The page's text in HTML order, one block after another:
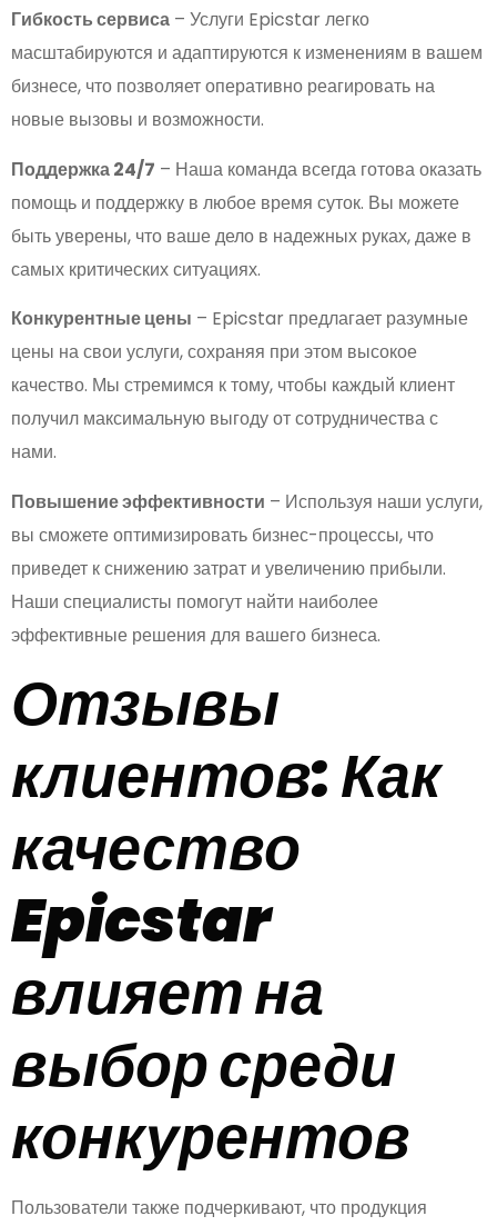
Гибкость сервиса – Услуги Epicstar легко
масштабируются и адаптируются к изменениям в вашем
бизнесе, что позволяет оперативно реагировать на
новые вызовы и возможности.
Поддержка 24/7 – Наша команда всегда готова оказать
помощь и поддержку в любое время суток. Вы можете
быть уверены, что ваше дело в надежных руках, даже в
самых критических ситуациях.
Конкурентные цены – Epicstar предлагает разумные
цены на свои услуги, сохраняя при этом высокое
качество. Мы стремимся к тому, чтобы каждый клиент
получил максимальную выгоду от сотрудничества с
нами.
Повышение эффективности – Используя наши услуги,
вы сможете оптимизировать бизнес-процессы, что
приведет к снижению затрат и увеличению прибыли.
Наши специалисты помогут найти наиболее
эффективные решения для вашего бизнеса.
Отзывы
клиентов: Как
качество
Epicstar
влияет на
выбор среди
конкурентов
Пользователи также подчеркивают, что продукция